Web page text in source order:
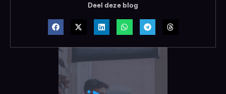
Deel deze blog